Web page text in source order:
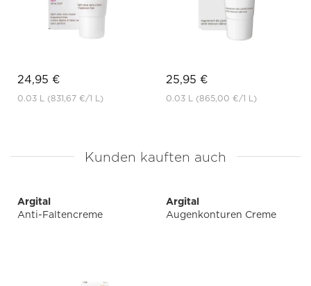
24,95 €
0.03 L (831,67 €/1 L)
25,95 €
0.03 L (865,00 €/1 L)
Kunden kauften auch
Argital
Anti-Faltencreme
Argital
Augenkonturen Creme